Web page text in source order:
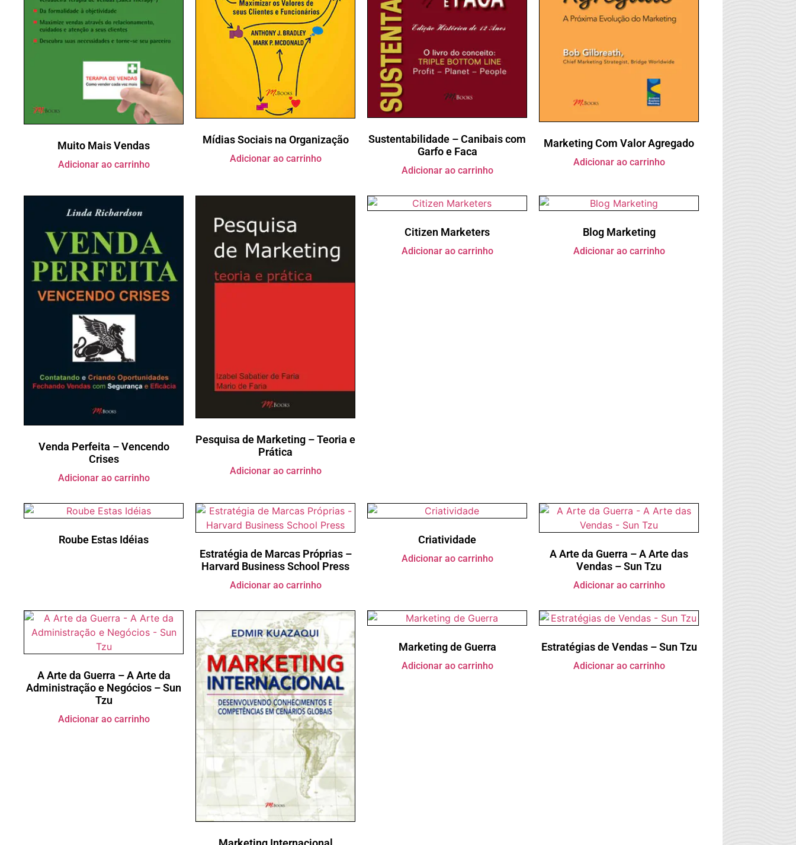
Muito Mais Vendas
Adicionar ao carrinho
Mídias Sociais na Organização
Adicionar ao carrinho
Sustentabilidade – Canibais com
Garfo e Faca
Adicionar ao carrinho
Marketing Com Valor Agregado
Adicionar ao carrinho
Venda Perfeita – Vencendo
Crises
Adicionar ao carrinho
Pesquisa de Marketing – Teoria e
Prática
Adicionar ao carrinho
Citizen Marketers
Adicionar ao carrinho
Blog Marketing
Adicionar ao carrinho
Roube Estas Idéias
Estratégia de Marcas Próprias –
Harvard Business School Press
Adicionar ao carrinho
Criatividade
Adicionar ao carrinho
A Arte da Guerra – A Arte das
Vendas – Sun Tzu
Adicionar ao carrinho
A Arte da Guerra – A Arte da
Administração e Negócios – Sun
Tzu
Adicionar ao carrinho
Marketing de Guerra
Adicionar ao carrinho
Estratégias de Vendas – Sun Tzu
Adicionar ao carrinho